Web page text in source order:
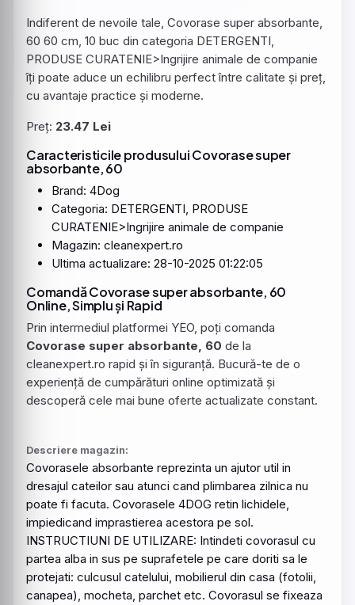
Indiferent de nevoile tale, Covorase super absorbante,
60 60 cm, 10 buc din categoria DETERGENTI,
PRODUSE CURATENIE>Ingrijire animale de companie
îți poate aduce un echilibru perfect între calitate și preț,
cu avantaje practice și moderne.
Preț: 23.47 Lei
Caracteristicile produsuluiCovorasesuper
absorbante, 60
Brand: 4Dog
Categoria: DETERGENTI, PRODUSE
CURATENIE>Ingrijire animale de companie
Magazin: cleanexpert.ro
Ultima actualizare: 28-10-2025 01:22:05
Comandă Covorase super absorbante, 60
Online, Simplu și Rapid
Prin intermediul platformei YEO, poți comanda
Covorase super absorbante, 60 de la
cleanexpert.ro rapid și în siguranță. Bucură-te de o
experiență de cumpărături online optimizată și
descoperă cele mai bune oferte actualizate constant.
Descriere magazin:
Covorasele absorbante reprezinta un ajutor util in
dresajul cateilor sau atunci cand plimbarea zilnica nu
poate fi facuta. Covorasele 4DOG retin lichidele,
impiedicand imprastierea acestora pe sol.
INSTRUCTIUNI DE UTILIZARE: Intindeti covorasul cu
partea alba in sus pe suprafetele pe care doriti sa le
protejati: culcusul catelului, mobilierul din casa (fotolii,
canapea), mocheta, parchet etc. Covorasul se fixeaza